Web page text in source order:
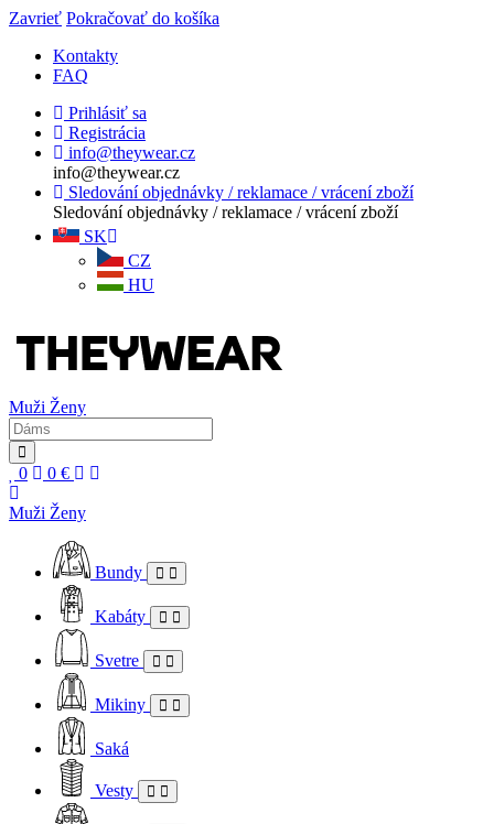
Zavrieť Pokračovať do košíka
Kontakty
FAQ
Prihlásiť sa
Registrácia
info@theywear.cz
info@theywear.cz
Sledování objednávky / reklamace / vrácení zboží
Sledování objednávky / reklamace / vrácení zboží
SK
CZ
HU
Muži Ženy
0 0 €
Muži Ženy
Bundy
Kabáty
Svetre
Mikiny
Saká
Vesty